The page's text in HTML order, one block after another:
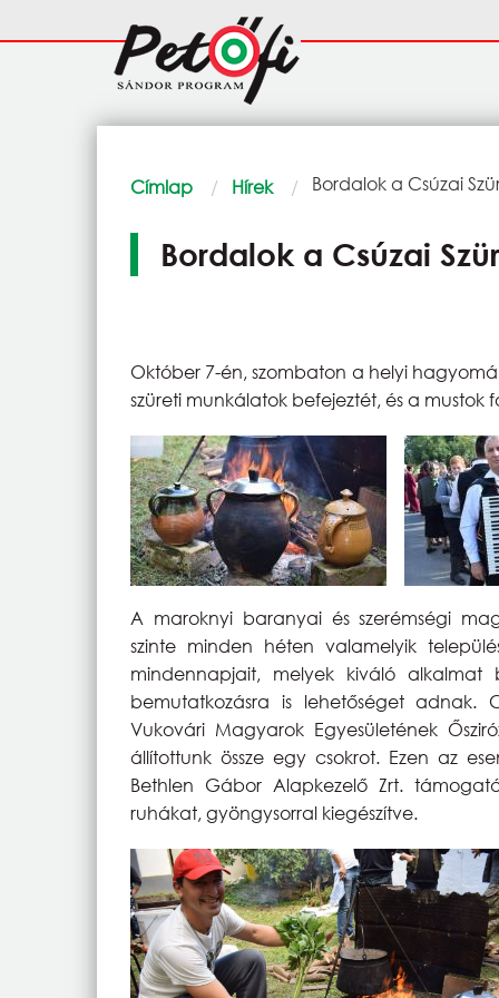
Fő
navigáció
Morzsa
Címlap Hírek Current:
Bordalok a Csúzai
Bordalok a Csúzai
Október 7-én, szombaton a helyi
szüreti munkálatok befejeztét, és a
A maroknyi baranyai és szerémségi
szinte minden héten valamelyik
mindennapjait, melyek kiváló alkalmat
bemutatkozásra is lehetőséget
Vukovári Magyarok Egyesületének
állítottunk össze egy csokrot. Ezen az
Bethlen Gábor Alapkezelő Zrt.
ruhákat, gyöngysorral kiegészítve.